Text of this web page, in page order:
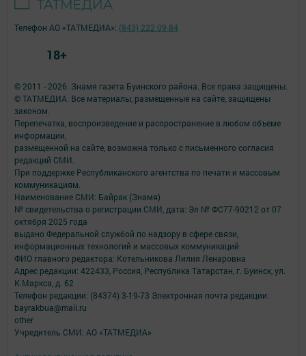
© 2011 - 2026. Знамя газета Буинского района. Все права защищены.
© ТАТМЕДИА. Все материалы, размещенные на сайте, защищены
законом.
Перепечатка, воспроизведение и распространение в любом объеме
информации,
размещенной на сайте, возможна только с письменного согласия
редакций СМИ.
При поддержке Республиканского агентства по печати и массовым
коммуникациям.
Наименование СМИ: Байрак (Знамя)
№ свидетельства о регистрации СМИ, дата: Эл № ФС77-90212 от 07
октября 2025 года
выдано Федеральной службой по надзору в сфере связи,
информационных технологий и массовых коммуникаций
ФИО главного редактора: Котельникова Лилия Ленаровна
Адрес редакции: 422433, Россия, Республика Татарстан, г. Буинск, ул.
К.Маркса, д. 62
Телефон редакции: (84374) 3-19-73 Электронная почта редакции:
bayrakbua@mail.ru
other
Учредитель СМИ: АО «ТАТМЕДИА»
Телефон АО «ТАТМЕДИА»: (843) 222 09 84
18+